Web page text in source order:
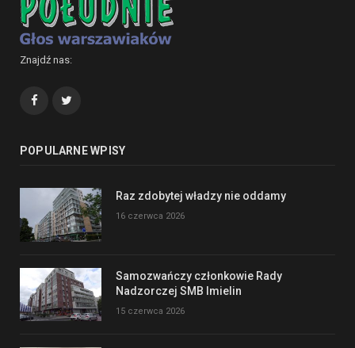
Znajdź nas:
Facebook
POPULARNE WPISY
Raz zdobytej władzy nie oddamy
16 czerwca 2026
Samozwańczy członkowie Rady
Nadzorczej SMB Imielin
15 czerwca 2026